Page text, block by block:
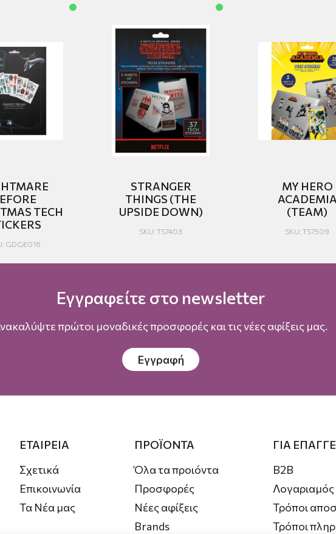
TECH
GDGE016
STRANGER
THINGS (THE
UPSIDE DOWN)
SKU: TS7403
MY HERO
ACADEMIA
(TEAM)
SKU: TS7509
Εγγραφείτε στο newsletter
πρώτοι μοναδικές προσφορές και τις νέες αφίξεις μας.
Εγγραφή
ΕΤΑΙΡΕΙΑ
Σχετικά
Επικοινωνία
Τα Νέα μας
ΠΡΟΪΟΝΤΑ
Όλα τα προιόντα
Προσφορές
Νέες αφίξεις
Brands
ΓΙΑ
B2B
Λογαριαμός
Τρόποι
Τρόποι